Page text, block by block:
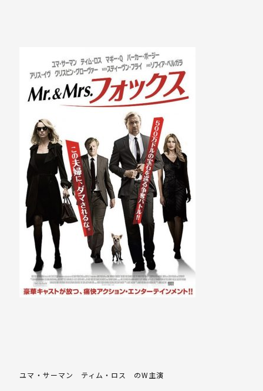
ユマ・サーマン ティム・ロス のW主演